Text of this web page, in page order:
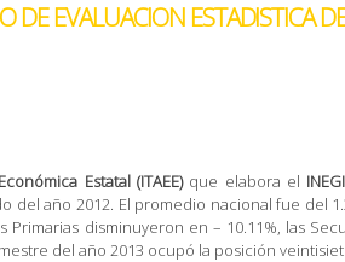
DE EVALUACION ESTADISTICA
Estatal (ITAEE)que elabora el INEGI
año 2012. El promedio nacional fue del
disminuyeron en – 10.11%, las
del año 2013 ocupó la posición